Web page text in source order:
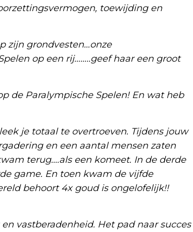
toewijding en
zijn grondvesten…onze
op een rij……..geef haar een groot
de Paralympische Spelen! En wat heb
je totaal te overtroeven. Tijdens jouw
en een aantal mensen zaten
terug....als een komeet. In de derde
game. En toen kwam de vijfde
behoort 4x goud is ongelofelijk!!
vastberadenheid. Het pad naar succes